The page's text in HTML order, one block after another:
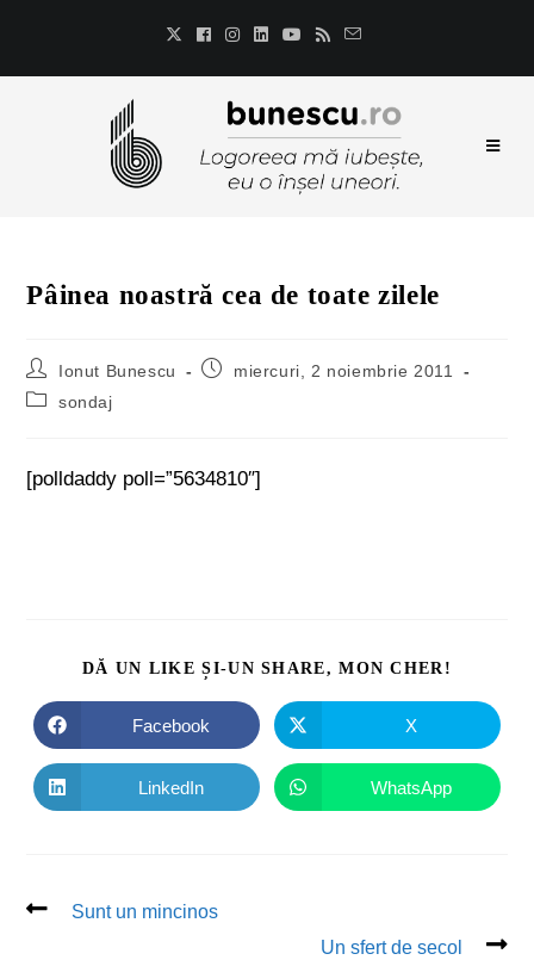
Pâinea noastră cea de toate zilele
Ionut Bunescu
miercuri, 2 noiembrie 2011
sondaj
[polldaddy poll=”5634810″]
DĂ UN LIKE ȘI-UN SHARE, MON CHER!
Facebook X
LinkedIn WhatsApp
Sunt un mincinos
Un sfert de secol